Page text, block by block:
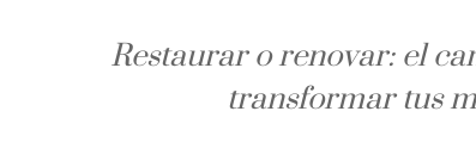
Restaurar o renovar: el
transformar tus